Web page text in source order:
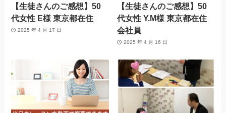
【生徒さんのご感想】50
代女性 E様 東京都在住
2025 年 4 月 17 日
【生徒さんのご感想】50
代女性 Y.M様 東京都在住
会社員
2025 年 4 月 16 日